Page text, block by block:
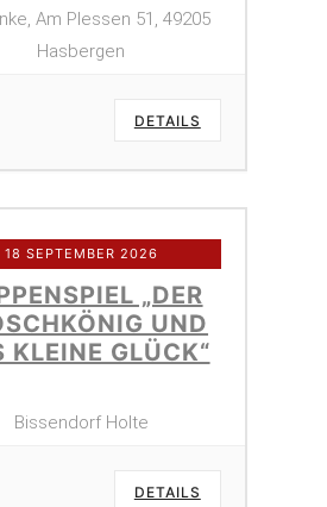
Am Plessen 51, 49205
Hasbergen
DETAILS
18 SEPTEMBER 2026
„DER
UND
KLEINE GLÜCK“
Bissendorf Holte
DETAILS